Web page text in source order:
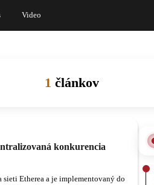
Video
1 článkov
konkurencia
Etherea a je implementovaný do